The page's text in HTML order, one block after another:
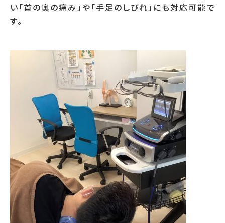
い「首の奥の痛み」や「手足のしびれ」にも対応可能で
す。